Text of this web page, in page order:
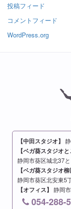
投稿フィード
コメントフィード
WordPress.org
【中田スタジオ】
【ベガ葵スタジオと
静岡市葵区城北37
【ベガ葵スタジオ柳
静岡市葵区北安東5
【オフィス】 静岡
054-288-